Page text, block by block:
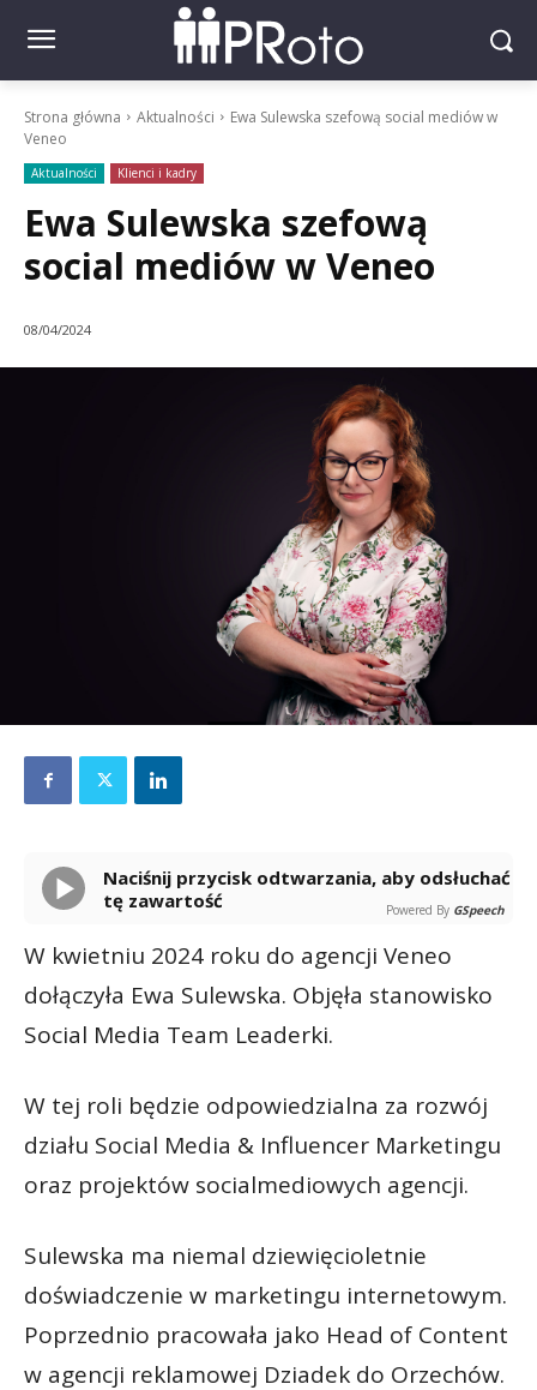
Strona główna Aktualności
Ewa Sulewska szefową social mediów w
Veneo
Aktualności Klienci i kadry
Ewa Sulewska szefową
social mediów w Veneo
08/04/2024
Naciśnij przycisk odtwarzania, aby odsłuchać
tę zawartość
Powered By GSpeech
W kwietniu 2024 roku do agencji Veneo
dołączyła Ewa Sulewska. Objęła stanowisko
Social Media Team Leaderki.
W tej roli będzie odpowiedzialna za rozwój
działu Social Media & Influencer Marketingu
oraz projektów socialmediowych agencji.
Sulewska ma niemal dziewięcioletnie
doświadczenie w marketingu internetowym.
Poprzednio pracowała jako Head of Content
w agencji reklamowej Dziadek do Orzechów.